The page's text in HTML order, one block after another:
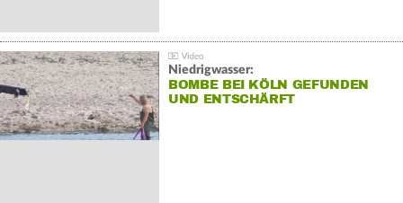
Niedrigwasser:
BOMBE BEI KÖLN GEFUNDEN
UND ENTSCHÄRFT